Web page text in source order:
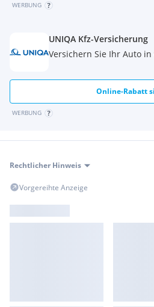
WERBUNG
UNIQA Kfz-Versicherung
Versichern Sie Ihr Auto
Online-Rabatt
WERBUNG
Rechtlicher Hinweis
Vorgereihte Anzeige